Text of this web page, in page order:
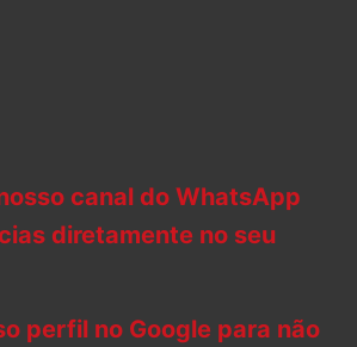
canal do WhatsApp
diretamente no seu
perfil no Google para não